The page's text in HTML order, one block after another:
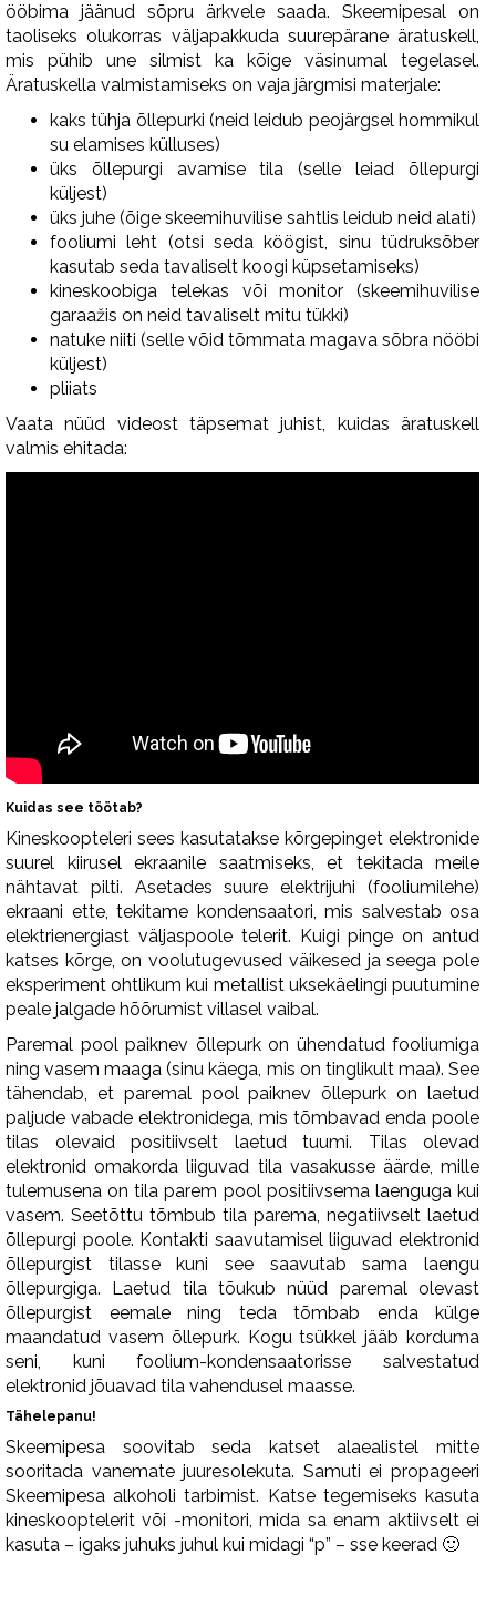
ööbima jäänud sõpru ärkvele saada. Skeemipesal on
taoliseks olukorras väljapakkuda suurepärane äratuskell,
mis pühib une silmist ka kõige väsinumal tegelasel.
Äratuskella valmistamiseks on vaja järgmisi materjale:
kaks tühja õllepurki (neid leidub peojärgsel hommikul
su elamises külluses)
üks õllepurgi avamise tila (selle leiad õllepurgi
küljest)
üks juhe (õige skeemihuvilise sahtlis leidub neid alati)
fooliumi leht (otsi seda köögist, sinu tüdruksõber
kasutab seda tavaliselt koogi küpsetamiseks)
kineskoobiga telekas või monitor (skeemihuvilise
garaažis on neid tavaliselt mitu tükki)
natuke niiti (selle võid tõmmata magava sõbra nööbi
küljest)
pliiats
Vaata nüüd videost täpsemat juhist, kuidas äratuskell
valmis ehitada:
Kuidas see töötab?
Kineskoopteleri sees kasutatakse kõrgepinget elektronide
suurel kiirusel ekraanile saatmiseks, et tekitada meile
nähtavat pilti. Asetades suure elektrijuhi (fooliumilehe)
ekraani ette, tekitame kondensaatori, mis salvestab osa
elektrienergiast väljaspoole telerit. Kuigi pinge on antud
katses kõrge, on voolutugevused väikesed ja seega pole
eksperiment ohtlikum kui metallist uksekäelingi puutumine
peale jalgade hõõrumist villasel vaibal.
Paremal pool paiknev õllepurk on ühendatud fooliumiga
ning vasem maaga (sinu käega, mis on tinglikult maa). See
tähendab, et paremal pool paiknev õllepurk on laetud
paljude vabade elektronidega, mis tõmbavad enda poole
tilas olevaid positiivselt laetud tuumi. Tilas olevad
elektronid omakorda liiguvad tila vasakusse äärde, mille
tulemusena on tila parem pool positiivsema laenguga kui
vasem. Seetõttu tõmbub tila parema, negatiivselt laetud
õllepurgi poole. Kontakti saavutamisel liiguvad elektronid
õllepurgist tilasse kuni see saavutab sama laengu
õllepurgiga. Laetud tila tõukub nüüd paremal olevast
õllepurgist eemale ning teda tõmbab enda külge
maandatud vasem õllepurk. Kogu tsükkel jääb korduma
seni, kuni foolium-kondensaatorisse salvestatud
elektronid jõuavad tila vahendusel maasse.
Tähelepanu!
Skeemipesa soovitab seda katset alaealistel mitte
sooritada vanemate juuresolekuta. Samuti ei propageeri
Skeemipesa alkoholi tarbimist. Katse tegemiseks kasuta
kineskooptelerit või -monitori, mida sa enam aktiivselt ei
kasuta – igaks juhuks juhul kui midagi “p” – sse keerad 🙂